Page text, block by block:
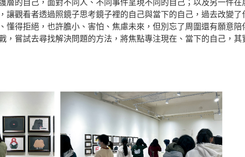
層的自己，面對不同人、不同事件呈現不同的自己；以及另一件在
讓觀看者透過照鏡子思考鏡子裡的自己與當下的自己，過去改變了
懂得拒絕，也許膽小、害怕、焦慮未來，但別忘了周圍還有願意陪
，嘗試去尋找解決問題的方法，將焦點專注現在、當下的自己，其